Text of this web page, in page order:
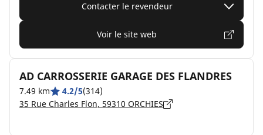
Contacter le revendeur
Voir le site web
AD CARROSSERIE GARAGE DES FLANDRES
7.49 km 4.2/5(314)
35 Rue Charles Flon, 59310 ORCHIES